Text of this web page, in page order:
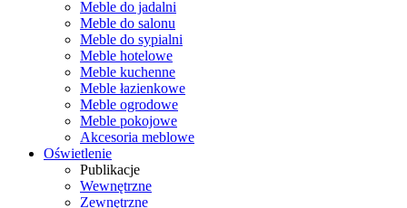
Meble do jadalni
Meble do salonu
Meble do sypialni
Meble hotelowe
Meble kuchenne
Meble łazienkowe
Meble ogrodowe
Meble pokojowe
Akcesoria meblowe
Oświetlenie
Publikacje
Wewnętrzne
Zewnętrzne